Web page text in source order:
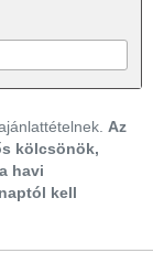
Az
kölcsönök,
havi
kell